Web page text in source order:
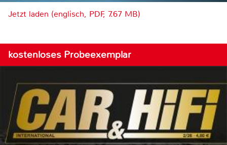
Jetzt laden (englisch, PDF, 7.67 MB)
kostenloses Probeexemplar